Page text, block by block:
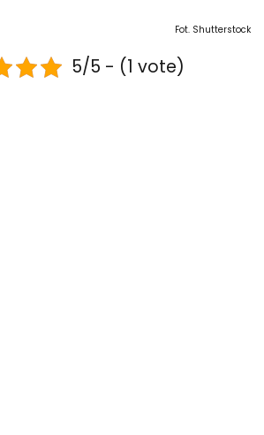
Fot. Shutterstock
5/5 - (1 vote)